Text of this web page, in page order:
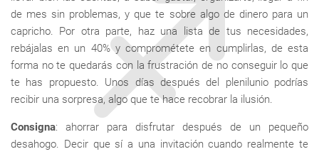
de mes sin problemas, y que te sobre algo de dinero para un
capricho. Por otra parte, haz una lista de tus necesidades,
rebájalas en un 40% y comprométete en cumplirlas, de esta
forma no te quedarás con la frustración de no conseguir lo que
te has propuesto. Unos días después del plenilunio podrías
recibir una sorpresa, algo que te hace recobrar la ilusión.
Consigna: ahorrar para disfrutar después de un pequeño
desahogo. Decir que sí a una invitación cuando realmente te